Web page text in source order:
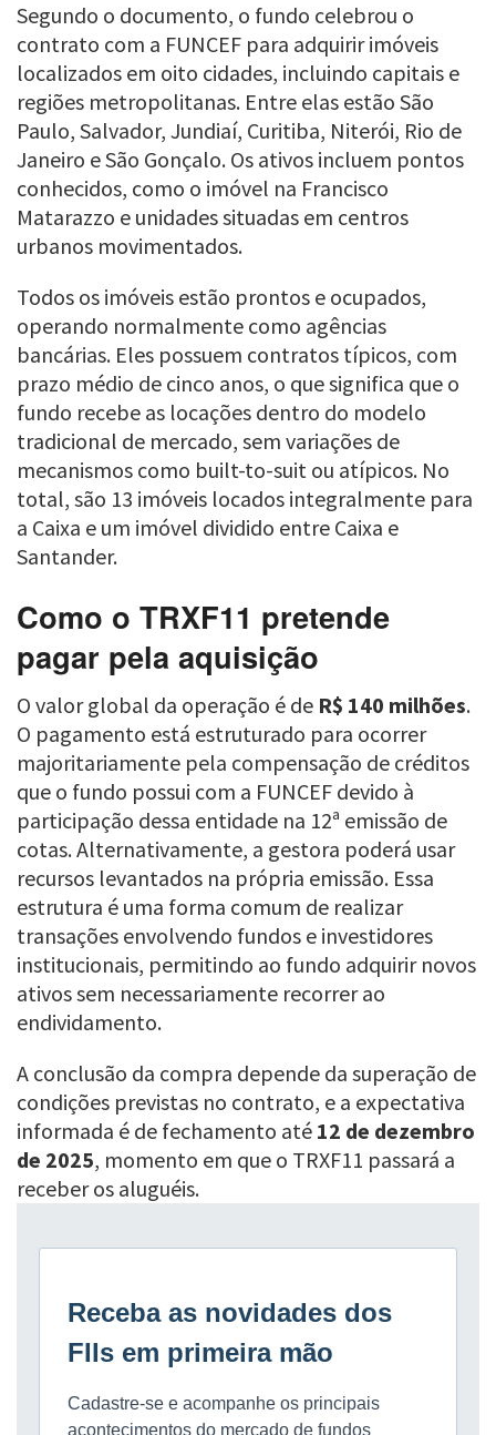
Segundo o documento, o fundo celebrou o
contrato com a FUNCEF para adquirir imóveis
localizados em oito cidades, incluindo capitais e
regiões metropolitanas. Entre elas estão São
Paulo, Salvador, Jundiaí, Curitiba, Niterói, Rio de
Janeiro e São Gonçalo. Os ativos incluem pontos
conhecidos, como o imóvel na Francisco
Matarazzo e unidades situadas em centros
urbanos movimentados.
Todos os imóveis estão prontos e ocupados,
operando normalmente como agências
bancárias. Eles possuem contratos típicos, com
prazo médio de cinco anos, o que significa que o
fundo recebe as locações dentro do modelo
tradicional de mercado, sem variações de
mecanismos como built-to-suit ou atípicos. No
total, são 13 imóveis locados integralmente para
a Caixa e um imóvel dividido entre Caixa e
Santander.
Como o TRXF11 pretende
pagar pela aquisição
O valor global da operação é de R$ 140 milhões.
O pagamento está estruturado para ocorrer
majoritariamente pela compensação de créditos
que o fundo possui com a FUNCEF devido à
participação dessa entidade na 12ª emissão de
cotas. Alternativamente, a gestora poderá usar
recursos levantados na própria emissão. Essa
estrutura é uma forma comum de realizar
transações envolvendo fundos e investidores
institucionais, permitindo ao fundo adquirir novos
ativos sem necessariamente recorrer ao
endividamento.
A conclusão da compra depende da superação de
condições previstas no contrato, e a expectativa
informada é de fechamento até 12 de dezembro
de 2025, momento em que o TRXF11 passará a
receber os aluguéis.